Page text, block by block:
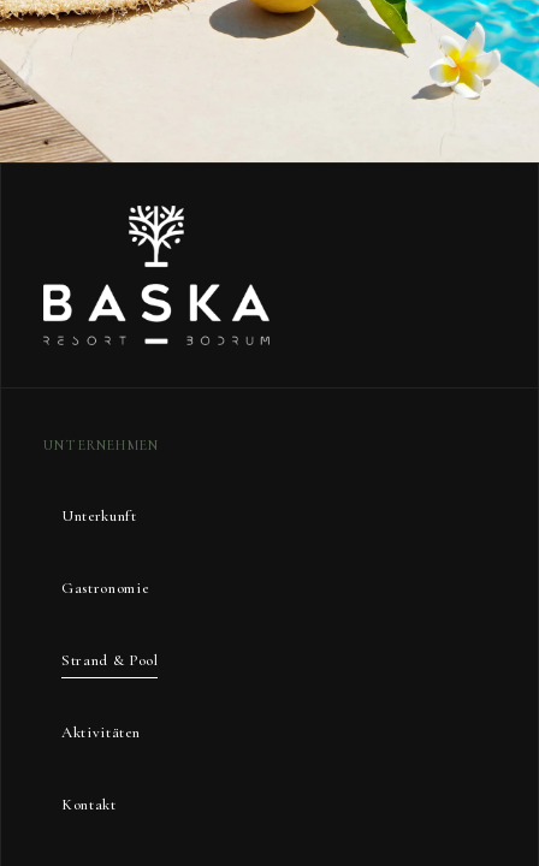
UNTERNEHMEN
Unterkunft
Gastronomie
Strand & Pool
Aktivitäten
Kontakt